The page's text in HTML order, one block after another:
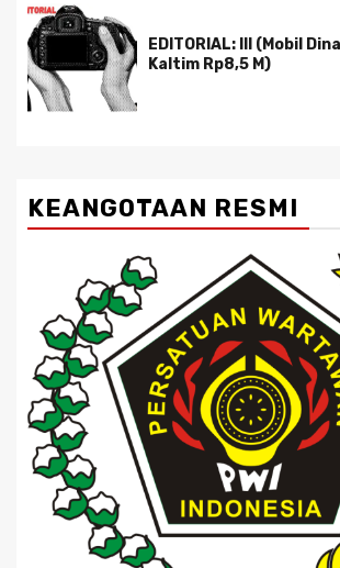
EDITORIAL: III (Mobil
Kaltim Rp8,5 M)
KEANGOTAAN RESMI